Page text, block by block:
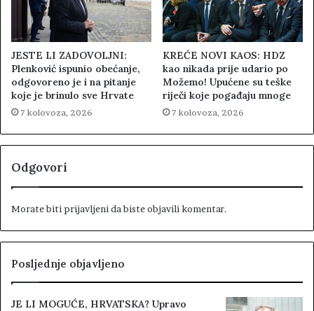
JESTE LI ZADOVOLJNI:
Plenković ispunio obećanje,
odgovoreno je i na pitanje
koje je brinulo sve Hrvate
7 kolovoza, 2026
KREĆE NOVI KAOS: HDZ
kao nikada prije udario po
Možemo! Upućene su teške
riječi koje pogađaju mnoge
7 kolovoza, 2026
Odgovori
Morate biti prijavljeni da biste objavili komentar.
Posljednje objavljeno
JE LI MOGUĆE, HRVATSKA? Upravo